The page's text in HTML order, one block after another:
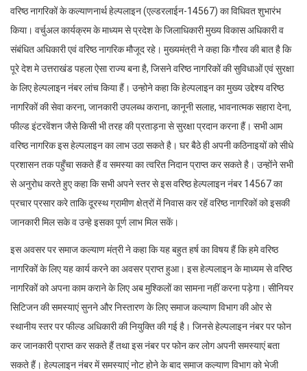
वरिष्ठ नागरिकों के कल्याणनार्थ हेल्पलाइन (एल्डरलाईन-14567) का विधिवत शुभारंभ
किया। वर्चुअल कार्यक्रम के माध्यम से प्रदेश के जिलाधिकारी मुख्य विकास अधिकारी व
संबंधित अधिकारी एवं वरिष्ठ नागरिक मौजूद रहे। मुख्यमंत्री ने कहा कि गौरव की बात है कि
पूरे देश मे उत्तराखंड पहला ऐसा राज्य बना है, जिसने वरिष्ठ नागरिकों की सुविधाओं एवं सुरक्षा
के लिए हेल्पलाइन नंबर लांच किया हैं। उन्होने कहा कि हेल्पलाइन का मुख्य उद्देश्य वरिष्ठ
नागरिकों की सेवा करना, जानकारी उपलब्ध कराना, कानूनी सलाह, भावनात्मक सहारा देना,
फील्ड इंटरवेंशन जैसे किसी भी तरह की प्रताड़ना से सुरक्षा प्रदान करना हैं। सभी आम
वरिष्ठ नागरिक इस हेल्पलाइन का लाभ उठा सकते है। घर बैठे ही अपनी कठिनाइयों को सीधे
प्रशासन तक पहुँचा सकते हैं व समस्या का त्वरित निदान प्राप्त कर सकते है। उन्होंने सभी
से अनुरोध करते हुए कहा कि सभी अपने स्तर से इस वरिष्ठ हेल्पलाइन नंबर 14567 का
प्रचार प्रसार करे ताकि दूरस्थ ग्रामीण क्षेत्रों में निवास कर रहें वरिष्ठ नागरिकों को इसकी
जानकारी मिल सके व उन्हे इसका पूर्ण लाभ मिल सकें।
इस अवसर पर समाज कल्याण मंत्री ने कहा कि यह बहुत हर्ष का विषय हैं कि हमे वरिष्ठ
नागरिकों के लिए यह कार्य करने का अवसर प्राप्त हुआ। इस हेल्पलाइन के माध्यम से वरिष्ठ
नागरिकों को अपना काम कराने के लिए अब मुश्किलों का सामना नहीं करना पड़ेगा। सीनियर
सिटिजन की समस्याएं सुनने और निस्तारण के लिए समाज कल्याण विभाग की ओर से
स्थानीय स्तर पर फील्ड अधिकारी की नियुक्ति की गई है। जिनसे हेल्पलाइन नंबर पर फोन
कर जानकारी प्राप्त कर सकते हैं तथा इस नंबर पर फोन कर लोग अपनी समस्याएं बता
सकते हैं। हेल्पलाइन नंबर में समस्याएं नोट होने के बाद समाज कल्याण विभाग को भेजी